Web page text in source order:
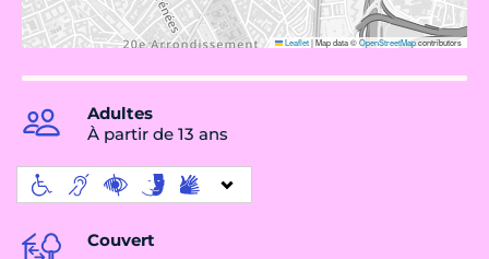
Leaflet|Map data ©OpenStreetMapcontributors
Adultes
À partir de 13 ans
Couvert